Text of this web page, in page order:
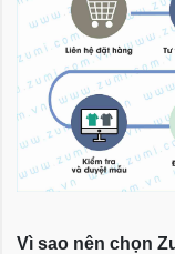
Vì sao nên chọn